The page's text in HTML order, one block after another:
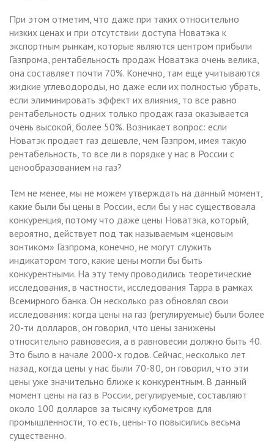
При этом отметим, что даже при таких относительно
низких ценах и при отсутствии доступа Новатэка к
экспортным рынкам, которые являются центром прибыли
Газпрома, рентабельность продаж Новатэка очень велика,
она составляет почти 70%. Конечно, там еще учитываются
жидкие углеводороды, но даже если их полностью убрать,
если элиминировать эффект их влияния, то все равно
рентабельность одних только продаж газа оказывается
очень высокой, более 50%. Возникает вопрос: если
Новатэк продает газ дешевле, чем Газпром, имея такую
рентабельность, то все ли в порядке у нас в России с
ценообразованием на газ?
Тем не менее, мы не можем утверждать на данный момент,
какие были бы цены в России, если бы у нас существовала
конкуренция, потому что даже цены Новатэка, который,
вероятно, действует под так называемым «ценовым
зонтиком» Газпрома, конечно, не могут служить
индикатором того, какие цены могли бы быть
конкурентными. На эту тему проводились теоретические
исследования, в частности, исследования Тарра в рамках
Всемирного банка. Он несколько раз обновлял свои
исследования: когда цены на газ (регулируемые) были более
20-ти долларов, он говорил, что цены занижены
относительно равновесия, а в равновесии должно быть 40.
Это было в начале 2000-х годов. Сейчас, несколько лет
назад, когда цены у нас были 70-80, он говорил, что эти
цены уже значительно ближе к конкурентным. В данный
момент цены на газ в России, регулируемые, составляют
около 100 долларов за тысячу кубометров для
промышленности, то есть, цены-то повысились весьма
существенно.